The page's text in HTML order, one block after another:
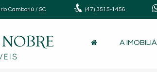
Camboriú / SC (47)3515-1456
A